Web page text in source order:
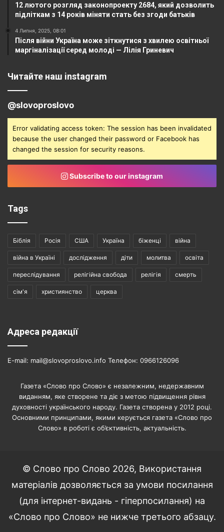
12 лютого розгляд законопроекту 2684, який дозволить
підліткам з 14 років міняти стать без згоди батьків
4 Липня, 2025, 08:01
Після війни Україна може зіткнутися з хвилею освітньої
маргіналізації серед молоді — Лілія Гриневич
Читайте наш instagram
@slovoproslovo
Error validating access token: The session has been invalidated
because the user changed their password or Facebook has
changed the session for security reasons.
Subscribe to our instagram
Tags
Біблія Росія США Україна біженці війна
війна в Україні дослідження діти молитва освіта
переслідування релігійна свобода релігія смерть
сім'я християнство церква
Адреса редакції
E-mail: mail@slovoproslovo.info Телефон: 0966126096
Газета «Слово про Слово» є незалежним, недержавним
виданням, яке створене та діє з метою підвищення рівня
духовності українського народу. Газета створена у 2012 році.
Основними принципами, якими керується газета «Слово про
Слово» в роботі є об’єктивність, актуальність.
© Слово про Слово 2026, Використання
матеріалів дозволяється за умови посилання
(для інтернет-видань - гіперпосилання) на
«Слово про Слово» не нижче третього абзацу.